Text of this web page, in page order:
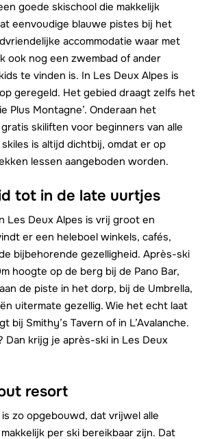
goede skischool die makkelijk
eenvoudige blauwe pistes bij het
accommodatie waar met
ook nog een zwembad of ander
te vinden is. In Les Deux Alpes is
geregeld. Het gebied draagt zelfs het
Plus Montagne’. Onderaan het
skiliften voor beginners van alle
is altijd dichtbij, omdat er op
lessen aangeboden worden.
tot in de late uurtjes
Les Deux Alpes is vrij groot en
er een heleboel winkels, cafés,
bijbehorende gezelligheid. Après-ski
hoogte op de berg bij de Pano Bar,
de piste in het dorp, bij de Umbrella,
uitermate gezellig. Wie het echt laat
bij Smithy’s Tavern of in L’Avalanche.
Dan krijg je après-ski in Les Deux
resort
zo opgebouwd, dat vrijwel alle
per ski bereikbaar zijn. Dat